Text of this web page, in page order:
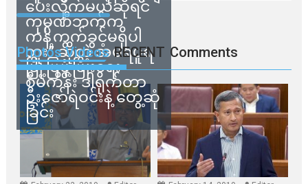
ပေးလိုက်မယ်ဆိုရင်
ကုမ္ပဏီဘက်က
ကန့်ကွက်ခွင့်မရှိပါ
ဘူး” ဆိုတဲ့ အမရပူရ
မြို့ပြဖွံ့ဖြိုးရေး
စီမံကိန်း ဒါရိုက်တာ
ဦးဇော်ရဲဝင်းနဲ့ တွေ့ဆုံ
ခြင်း
Photos Videos RECENT Comments